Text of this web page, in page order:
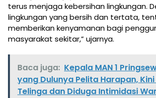
terus menjaga kebersihan lingkungan.
lingkungan yang bersih dan tertata,
memberikan kenyamanan bagi
masyarakat sekitar,” ujarnya.
Baca juga: Kepala MAN 1
yang Dulunya Pelita Harapan,
Telinga dan Diduga Intimidasi